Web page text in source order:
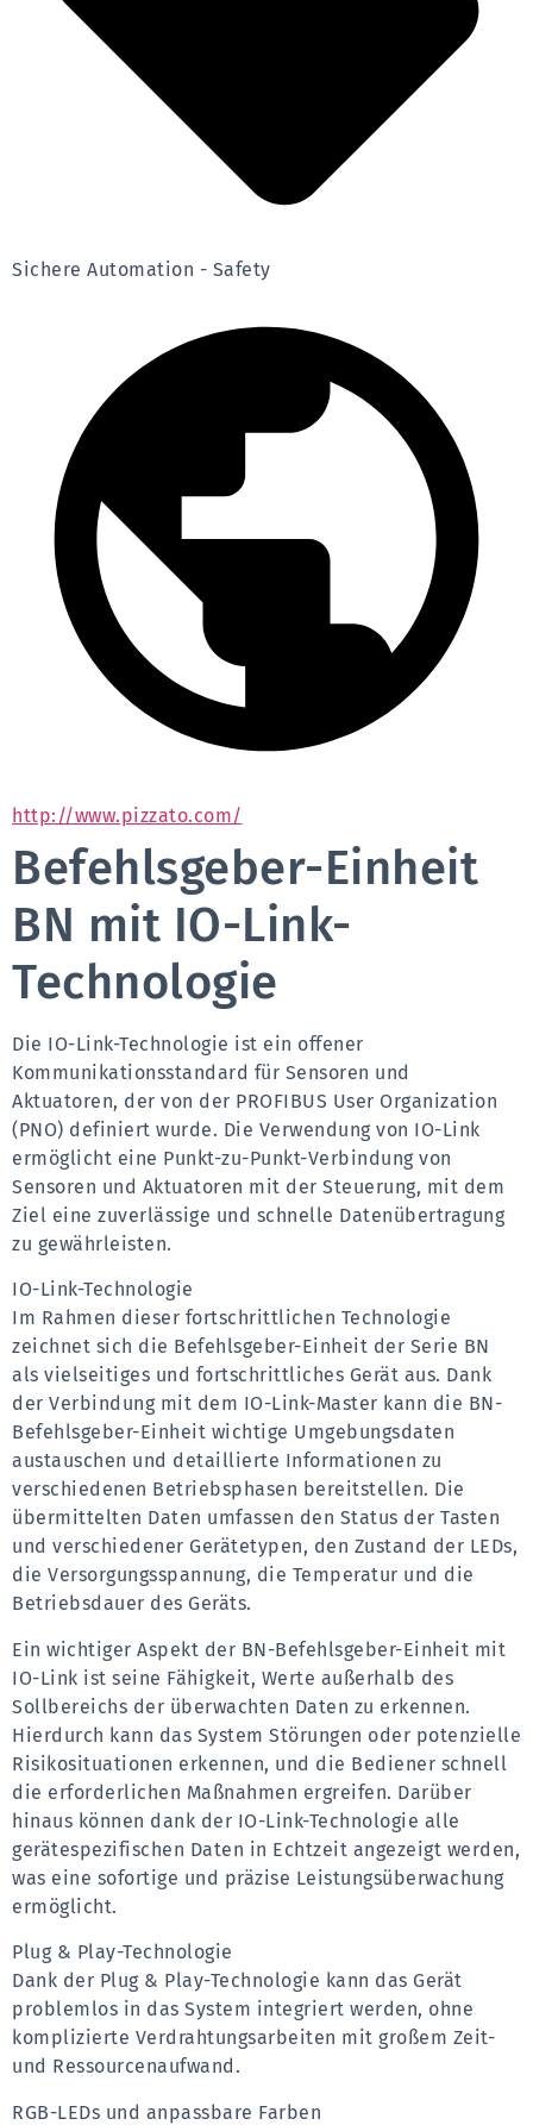
Sichere Automation - Safety
http://www.pizzato.com/
Befehlsgeber-Einheit
BN mit IO-Link-
Technologie
Die IO-Link-Technologie ist ein offener
Kommunikationsstandard für Sensoren und
Aktuatoren, der von der PROFIBUS User Organization
(PNO) definiert wurde. Die Verwendung von IO-Link
ermöglicht eine Punkt-zu-Punkt-Verbindung von
Sensoren und Aktuatoren mit der Steuerung, mit dem
Ziel eine zuverlässige und schnelle Datenübertragung
zu gewährleisten.
IO-Link-Technologie
Im Rahmen dieser fortschrittlichen Technologie
zeichnet sich die Befehlsgeber-Einheit der Serie BN
als vielseitiges und fortschrittliches Gerät aus. Dank
der Verbindung mit dem IO-Link-Master kann die BN-
Befehlsgeber-Einheit wichtige Umgebungsdaten
austauschen und detaillierte Informationen zu
verschiedenen Betriebsphasen bereitstellen. Die
übermittelten Daten umfassen den Status der Tasten
und verschiedener Gerätetypen, den Zustand der LEDs,
die Versorgungsspannung, die Temperatur und die
Betriebsdauer des Geräts.
Ein wichtiger Aspekt der BN-Befehlsgeber-Einheit mit
IO-Link ist seine Fähigkeit, Werte außerhalb des
Sollbereichs der überwachten Daten zu erkennen.
Hierdurch kann das System Störungen oder potenzielle
Risikosituationen erkennen, und die Bediener schnell
die erforderlichen Maßnahmen ergreifen. Darüber
hinaus können dank der IO-Link-Technologie alle
gerätespezifischen Daten in Echtzeit angezeigt werden,
was eine sofortige und präzise Leistungsüberwachung
ermöglicht.
Plug & Play-Technologie
Dank der Plug & Play-Technologie kann das Gerät
problemlos in das System integriert werden, ohne
komplizierte Verdrahtungsarbeiten mit großem Zeit-
und Ressourcenaufwand.
RGB-LEDs und anpassbare Farben